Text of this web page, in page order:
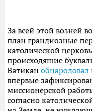
За всей этой возней
план грандиозные
католической
происходящие
Ватикан обнародовал
впервые
миссионерской
согласно